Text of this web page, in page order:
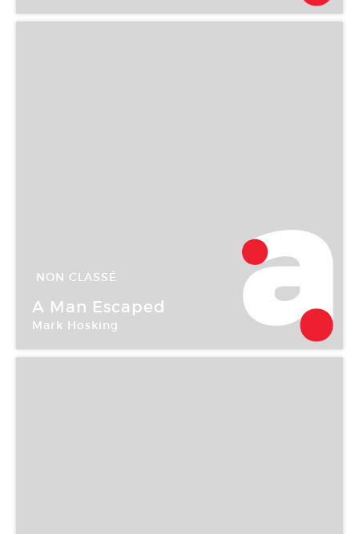
NON CLASSÉ
20 Sep -01 Nov 2003
A Man Escaped
Mark Hosking